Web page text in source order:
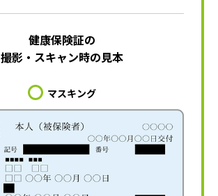
健康保険証の
撮影・スキャン時の見本
マスキング